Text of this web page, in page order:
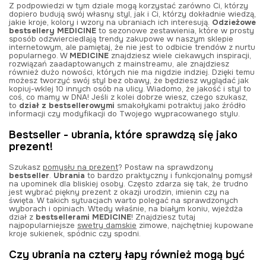
Z podpowiedzi w tym dziale mogą korzystać zarówno Ci, którzy
dopiero budują swój własny styl, jak i Ci, którzy dokładnie wiedzą,
jakie kroje, kolory i wzory na ubraniach ich interesują. Odzieżowe
bestsellery MEDICINE to sezonowe zestawienia, które w prosty
sposób odzwierciedlają trendy zakupowe w naszym sklepie
internetowym, ale pamiętaj, że nie jest to odbicie trendów z nurtu
popularnego. W MEDICINE znajdziesz wiele ciekawych inspiracji,
rozwiązań zaadaptowanych z mainstreamu, ale znajdziesz
również dużo nowości, których nie ma nigdzie indziej. Dzięki temu
możesz tworzyć swój styl bez obawy, że będziesz wyglądać jak
kopiuj-wklej 10 innych osób na ulicy. Wiadomo, że jakość i styl to
coś, co mamy w DNA! Jeśli z kolei dobrze wiesz, czego szukasz,
to dział z bestsellerowymi smakołykami potraktuj jako źródło
informacji czy modyfikacji do Twojego wypracowanego stylu.
Bestseller - ubrania, które sprawdzą się jako
prezent!
Szukasz pomysłu na prezent? Postaw na sprawdzony
bestseller. Ubrania to bardzo praktyczny i funkcjonalny pomysł
na upominek dla bliskiej osoby. Często zdarza się tak, że trudno
jest wybrać piękny prezent z okazji urodzin, imienin czy na
święta. W takich sytuacjach warto polegać na sprawdzonych
wyborach i opiniach. Wtedy właśnie, na białym koniu, wjeżdża
dział z bestsellerami MEDICINE! Znajdziesz tutaj
najpopularniejsze swetry damskie zimowe, najchętniej kupowane
kroje sukienek, spódnic czy spodni.
Czy ubrania na cztery łapy również mogą być